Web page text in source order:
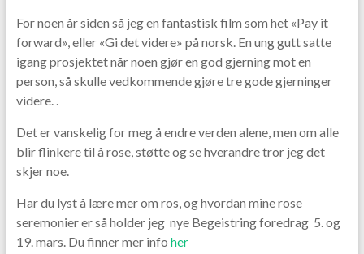
For noen år siden så jeg en fantastisk film som het «Pay it
forward», eller «Gi det videre» på norsk. En ung gutt satte
igang prosjektet når noen gjør en god gjerning mot en
person, så skulle vedkommende gjøre tre gode gjerninger
videre. .
Det er vanskelig for meg å endre verden alene, men om alle
blir flinkere til å rose, støtte og se hverandre tror jeg det
skjer noe.
Har du lyst å lære mer om ros, og hvordan mine rose
seremonier er så holder jeg nye Begeistring foredrag 5. og
19. mars. Du finner mer info her